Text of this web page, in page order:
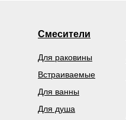
Смесители
Встраиваемые
Для ванны
Для душа
Для раковины